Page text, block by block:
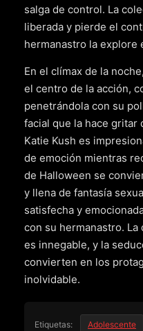
salga de control. La
liberada y pierde el
hermanastro la explore
En el clímax de la
el centro de la acción,
penetrándola con su
facial que la hace gritar
Katie Kush es
de emoción mientras
de Halloween se
y llena de fantasía
satisfecha y
con su hermanastro.
es innegable, y la
convierten en los
inolvidable.
Etiquetas: Adolescente